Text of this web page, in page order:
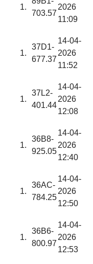
703.57
2026
11:09
37D1-
677.37
14-04-
2026
11:52
37L2-
401.44
14-04-
2026
12:08
36B8-
925.05
14-04-
2026
12:40
36AC-
784.25
14-04-
2026
12:50
36B6-
800.97
14-04-
2026
12:53